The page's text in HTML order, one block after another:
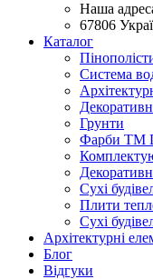
Наша
67806
Каталог
Система
Грунти
Фарби ТМ
Сухі
Плити
Сухі
Архітектурні
Блог
Відгуки